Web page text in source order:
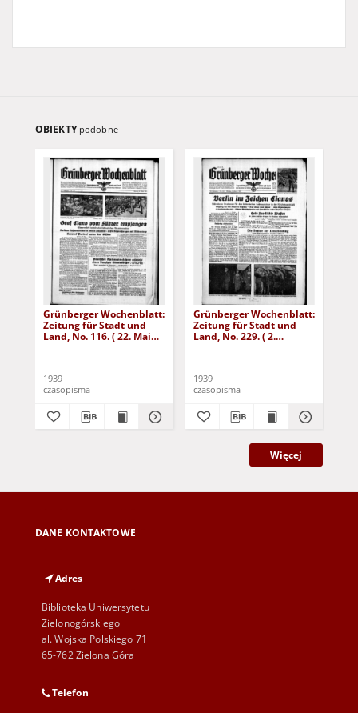
OBIEKTY podobne
Grünberger Wochenblatt:
Zeitung für Stadt und
Land, No. 116. ( 22. Mai
1939
czasopisma
Grünberger Wochenblatt:
Zeitung für Stadt und
Land, No. 229. ( 2.
1939
czasopisma
Więcej
DANE KONTAKTOWE
Adres
Biblioteka Uniwersytetu
Zielonogórskiego
al. Wojska Polskiego 71
65-762 Zielona Góra
Telefon